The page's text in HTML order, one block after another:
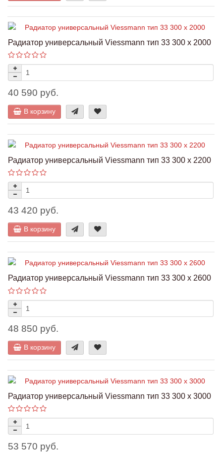
Радиатор универсальный Viessmann тип 33 300 x 2000
40 590 руб.
В корзину
Радиатор универсальный Viessmann тип 33 300 x 2200
43 420 руб.
В корзину
Радиатор универсальный Viessmann тип 33 300 x 2600
48 850 руб.
В корзину
Радиатор универсальный Viessmann тип 33 300 x 3000
53 570 руб.